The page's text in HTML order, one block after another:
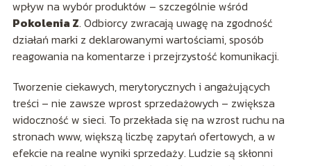
wpływ na wybór produktów – szczególnie wśród
Pokolenia Z. Odbiorcy zwracają uwagę na zgodność
działań marki z deklarowanymi wartościami, sposób
reagowania na komentarze i przejrzystość komunikacji.
Tworzenie ciekawych, merytorycznych i angażujących
treści – nie zawsze wprost sprzedażowych – zwiększa
widoczność w sieci. To przekłada się na wzrost ruchu na
stronach www, większą liczbę zapytań ofertowych, a w
efekcie na realne wyniki sprzedaży. Ludzie są skłonni